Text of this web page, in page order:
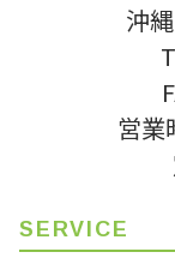
沖
営業
SERVICE